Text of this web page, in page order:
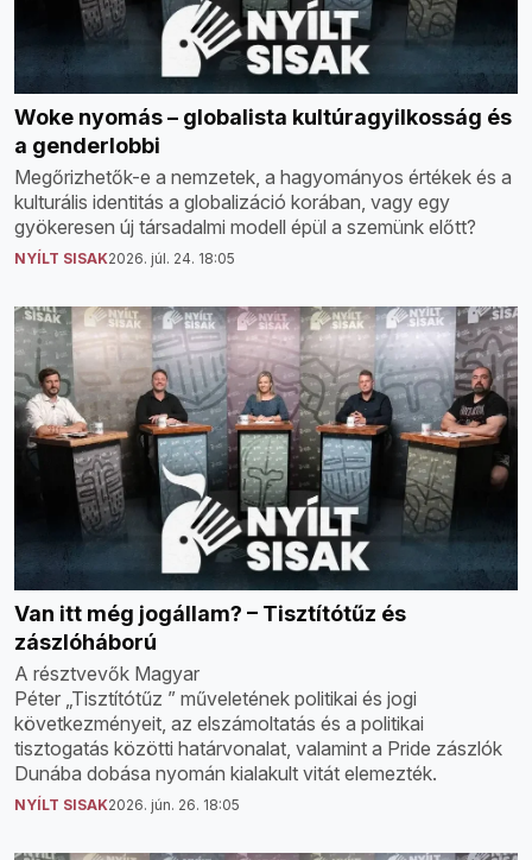
Woke nyomás – globalista kultúragyilkosság és
a genderlobbi
Megőrizhetők-e a nemzetek, a hagyományos értékek és a
kulturális identitás a globalizáció korában, vagy egy
gyökeresen új társadalmi modell épül a szemünk előtt?
NYÍLT SISAK2026. júl. 24. 18:05
Van itt még jogállam? – Tisztítótűz és
zászlóháború
A résztvevők Magyar
Péter „Tisztítótűz ” műveletének politikai és jogi
következményeit, az elszámoltatás és a politikai
tisztogatás közötti határvonalat, valamint a Pride zászlók
Dunába dobása nyomán kialakult vitát elemezték.
NYÍLT SISAK2026. jún. 26. 18:05